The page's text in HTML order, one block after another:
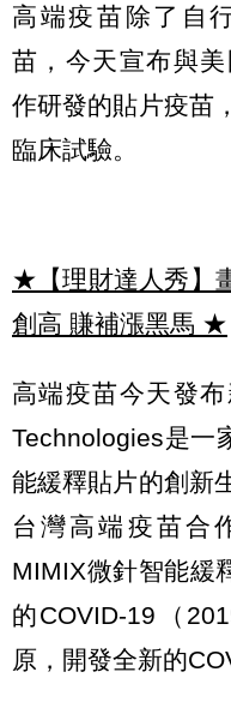
高端疫苗除了自
苗，今天宣布與
作研發的貼片疫苗
臨床試驗。
★【理財達人秀】
創高 賺補漲黑馬 ★
高端疫苗今天發
Technologies是一
能緩釋貼片的創新
台灣高端疫苗合
MIMIX微針智能緩
的COVID-19（
原，開發全新的